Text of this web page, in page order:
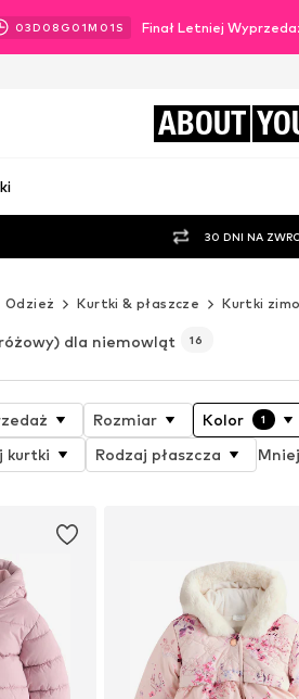
03D 08 G 00M 59 S Finał Letniej
ABOUT
30 DNI NA
Odzież Kurtki & płaszcze Kurtki
dla niemowląt 16
Rozmiar Kolor 1
kurtki Rodzaj płaszcza